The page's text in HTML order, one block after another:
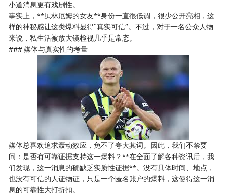
小道消息更有戏剧性。
事实上，**贝林厄姆的女友**身份一直很低调，很少公开亮相，这
样的神秘感让这类爆料显得“真实可信”。不过，对于一名公众人物
来说，私生活被放大镜检视几乎是常态。
### 媒体与真实性的考量
媒体总喜欢追求轰动效应，免不了夸大其词。因此，我们不禁要
问：是否有可靠证据支持这一爆料？**在全面了解各种资讯后，我
们发现，这一消息的确缺乏实质性证据**。没有具体时间、地点，
也没有可信的人证物证，只是一个匿名账户的爆料，这使得这一消
息的可靠性大打折扣。